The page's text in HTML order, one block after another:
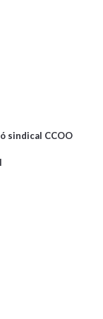
sindical CCOO